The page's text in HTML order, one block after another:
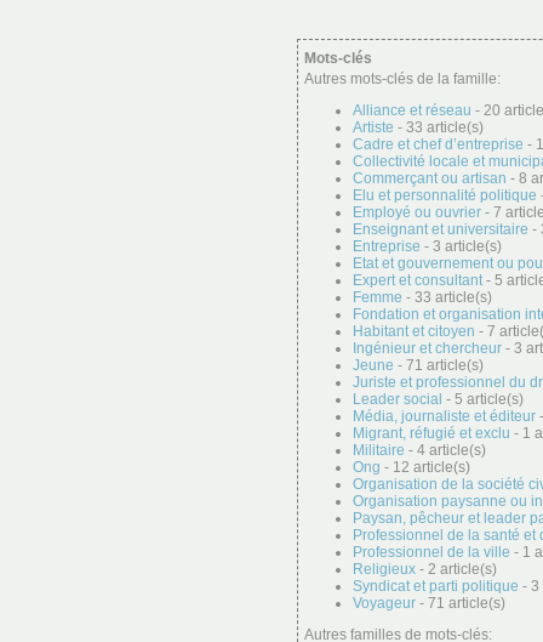
Mots-clés
Autres mots-clés de la famille:
Alliance et réseau - 20
Artiste - 33 article(s)
Cadre et chef d’entreprise -
Collectivité locale et
Commerçant ou artisan - 8
Elu et personnalité politique
Employé ou ouvrier - 7
Enseignant et universitaire -
Entreprise - 3 article(s)
Etat et gouvernement ou
Expert et consultant- 5
Femme - 33 article(s)
Fondation et organisation
Habitant et citoyen - 7
Ingénieur et chercheur - 3
Jeune - 71 article(s)
Juriste et professionnel du
Leader social - 5 article(s)
Média, journaliste et éditeur
Migrant, réfugié et exclu - 1
Militaire - 4 article(s)
Ong - 12 article(s)
Organisation de la société
Organisation paysanne ou
Paysan, pêcheur et leader
Professionnel de la santé et
Professionnel de la ville - 1
Religieux - 2 article(s)
Syndicat et parti politique - 3
Voyageur - 71 article(s)
Autres familles de mots-clés: